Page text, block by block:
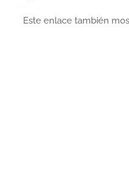
Este enlace también